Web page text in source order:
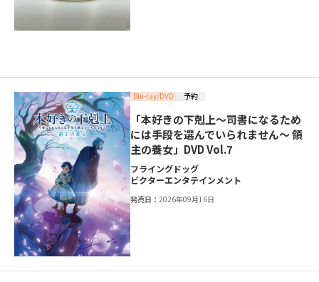
Blu-ray/DVD 予約
「本好きの下剋上～司書になるため
には手段を選んでいられません～ 領
主の養女」DVD Vol.7
フライングドッグ
ビクターエンタテインメント
発売日：2026年09月16日